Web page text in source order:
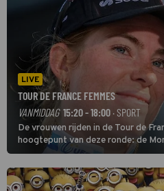
LIVE
TOUR DE FRANCE FEMMES
VANMIDDAG 15:20 - 18:00 · SPORT
De vrouwen rijden in de Tour de
hoogtepunt van deze ronde: de
finishten de vrouwen voor deze
buitencategorie. De aanloop naar